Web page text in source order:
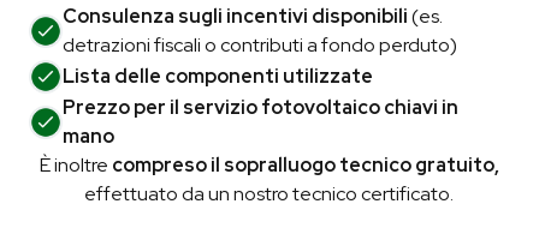
Consulenza sugli incentivi disponibili(es.
detrazioni fiscali o contributi a fondo perduto)
Lista delle componenti utilizzate
Prezzo per il servizio fotovoltaico chiavi in
mano
È inoltre compreso il sopralluogo tecnico gratuito,
effettuato da un nostro tecnico certificato.